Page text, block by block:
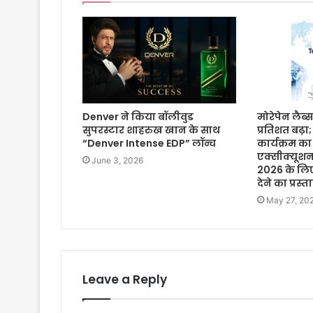
Denver ने किया बॉलीवुड
सुपरस्टार शाहरुख खान के साथ
“Denver Intense EDP” लॉन्च
June 3, 2026
मोरेपेन
प्रतिशत
कार्यक्रम
एक्सीक्यूशन
2026 के
देने का
May 27,
Leave a Reply